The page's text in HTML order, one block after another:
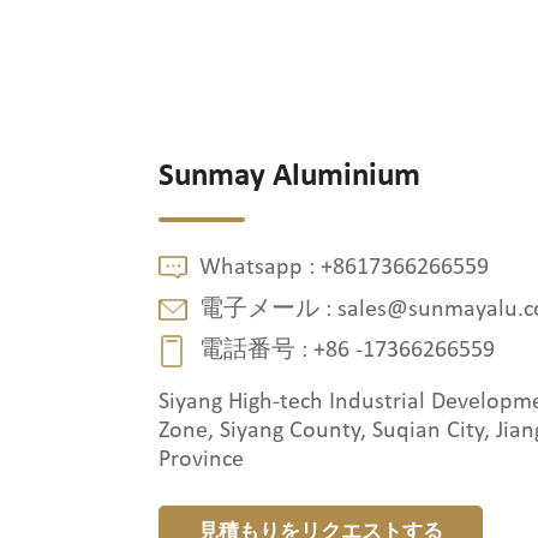
Sunmay Aluminium
Whatsapp : +8617366266559
電子メール :
電話番号 : +86 -17366266559
Siyang High-tech Industrial
Zone, Siyang County, Suqian City,
Province
見積もりをリクエストする